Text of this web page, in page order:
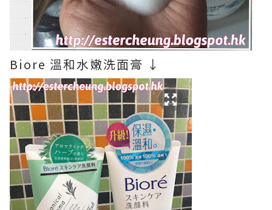
Biore 溫和水嫩洗面膏 ↓